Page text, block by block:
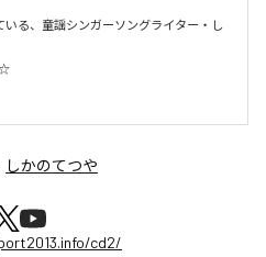
いる、童謡シンガーソングライター・し
☆
しかのてつや
cd2/